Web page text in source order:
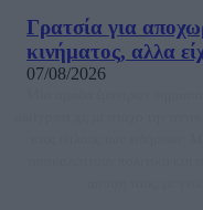
Γρατσία για
κινήματος, αλλα
07/08/2026